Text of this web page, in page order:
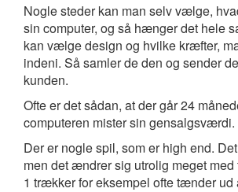
Nogle steder kan man selv vælge,
sin computer, og så hænger det hele
kan vælge design og hvilke kræfter,
indeni. Så samler de den og sender
kunden.
Ofte er det sådan, at der går 24
computeren mister sin gensalgsværdi.
Der er nogle spil, som er high end.
men det ændrer sig utrolig meget
1 trækker for eksempel ofte tænder ud